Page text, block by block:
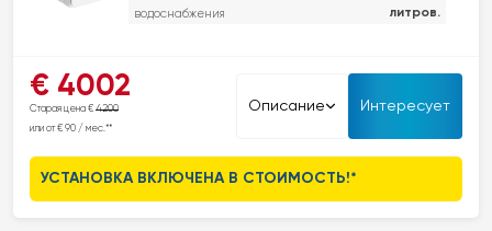
водоснабжения
литров.
котел с встроенным водонагревателем, обеспечивающий как
отопление, так и подачу горячей воды в одном устройстве. Эта
модель отличается высокой энергоэффективностью, регулируя
потребление газа в соответствии с потребностями, что снижает
€ 4002
Старая цена € 4200
или от € 90 / мес.**
Описание Интересует
УСТАНОВКА ВКЛЮЧЕНА В СТОИМОСТЬ!*